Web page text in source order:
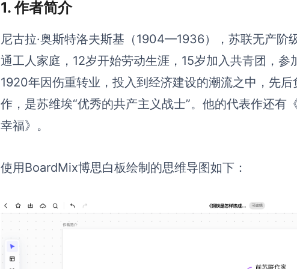
1. 作者简介
尼古拉·奥斯特洛夫斯基（1904—1936），苏联无产阶
通工人家庭，12岁开始劳动生涯，15岁加入共青团，
1920年因伤重转业，投入到经济建设的潮流之中，先
作，是苏维埃“优秀的共产主义战士”。他的代表作还有
幸福》。
使用BoardMix博思白板绘制的思维导图如下：